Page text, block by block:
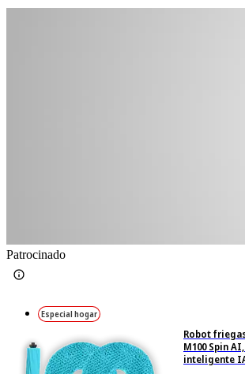
Patrocinado
Especial hogar
Robot
M100 Spin
inteligente